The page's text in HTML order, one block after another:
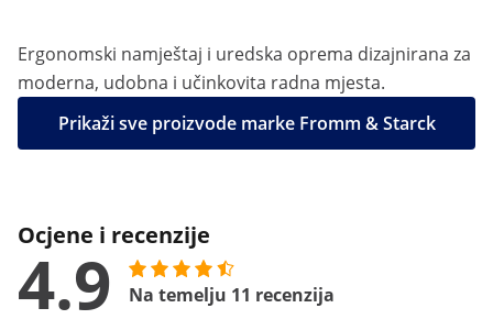
Ergonomski namještaj i uredska oprema dizajnirana za
moderna, udobna i učinkovita radna mjesta.
Prikaži sve proizvode marke Fromm & Starck
Ocjene i recenzije
4.9 Na temelju 11 recenzija